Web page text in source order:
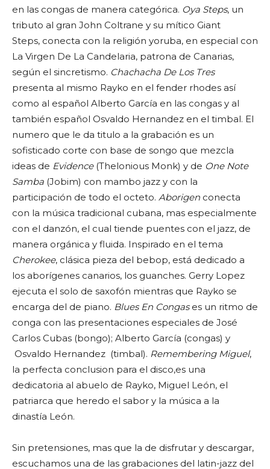
en las congas de manera categórica. Oya Steps, un
tributo al gran John Coltrane y su mítico Giant
Steps, conecta con la religión yoruba, en especial con
La Virgen De La Candelaria, patrona de Canarias,
según el sincretismo. Chachacha De Los Tres
presenta al mismo Rayko en el fender rhodes así
como al español Alberto García en las congas y al
también español Osvaldo Hernandez en el timbal. El
numero que le da titulo a la grabación es un
sofisticado corte con base de songo que mezcla
ideas de Evidence(Thelonious Monk) y de One Note
Samba (Jobim) con mambo jazz y con la
participación de todo el octeto. Aborigen conecta
con la música tradicional cubana, mas especialmente
con el danzón, el cual tiende puentes con el jazz, de
manera orgánica y fluida. Inspirado en el tema
Cherokee, clásica pieza del bebop, está dedicado a
los aborígenes canarios, los guanches. Gerry Lopez
ejecuta el solo de saxofón mientras que Rayko se
encarga del de piano. Blues En Congases un ritmo de
conga con las presentaciones especiales de José
Carlos Cubas (bongo); Alberto García (congas) y
Osvaldo Hernandez (timbal). Remembering Miguel,
la perfecta conclusion para el disco,es una
dedicatoria al abuelo de Rayko, Miguel León, el
patriarca que heredo el sabor y la música a la
dinastía León.
Sin pretensiones, mas que la de disfrutar y descargar,
escuchamos una de las grabaciones del latin-jazz del